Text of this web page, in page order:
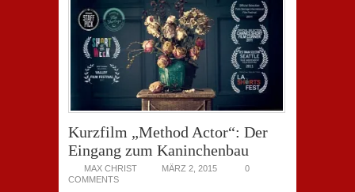
Kurzfilm „Method Actor“: Der
Eingang zum Kaninchenbau
MAX CHRIST MÄRZ 2, 2015
0
COMMENTS